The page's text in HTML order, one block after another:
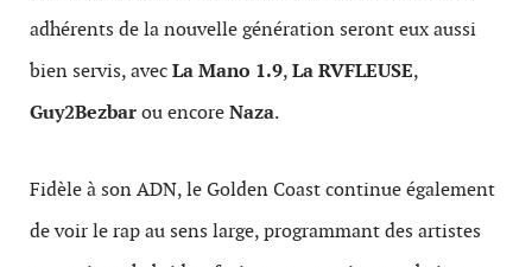
adhérents de la nouvelle génération seront eux aussi
bien servis, avecLa Mano 1.9,La RVFLEUSE,
Guy2Bezbarou encoreNaza.
Fidèle à son ADN, le Golden Coast continue également
de voir le rap au sens large, programmant des artistes